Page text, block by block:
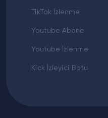
TikTok İzlenme
Youtube Abone
Youtube İzlenme
Kick İzleyici Botu